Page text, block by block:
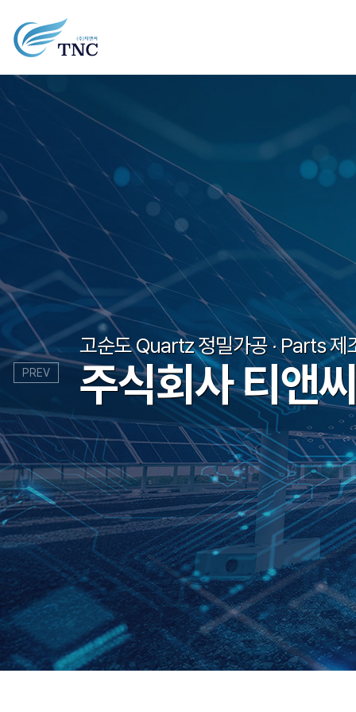
고순도 Quartz 정밀가공 · Parts 제
주식회사 티앤
고순도 Quartz 정밀가공 · Parts 제
주식회사 티앤
PREV